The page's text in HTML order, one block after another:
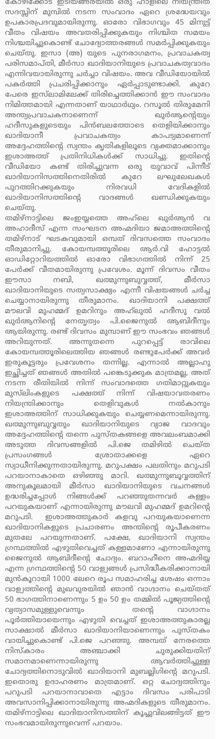
കോഴിക്കോട് ഇടിയങ്ങരയില്‍ ഒരു ഹാളിലെ നിയന്ത്രിത
സദസ്സിന് മുമ്പില്‍ നടന്ന സംവാദം ഏറെ ശ്രദ്ധേയവും
ഉപകാരപ്രദവുമായിരുന്നു. ഓരോ വിഭാഗവും 45 മിനുട്ട്
വീതം വിഷയം അവതരിപ്പിക്കുകയും നിശ്ചിത സമയം
നിശ്ചയിച്ചുകൊണ്ട് ചോദ്യോത്തരങ്ങള്‍ സമര്‍പ്പിക്കുകയും
ചെയ്തു. ഇസാ (അ) യുടെ പുനരാഗമനം, പ്രവാചകത്വ
പരിസമാപ്തി, മീര്‍സാ ഖാദിയാനിയുടെ പ്രവാചകത്വവാദം
എന്നിവയായിരുന്നു ചര്‍ച്ചാ വിഷയം. അവ വീഡിയോയില്‍
പകര്‍ത്തി പ്രചരിപ്പിക്കാനും ഏര്‍പ്പാടുണ്ടാക്കി. കുറേ
പേരെ ഇസ്‌ലാമിലേക്ക് തിരിച്ചെത്തിക്കാന്‍ ഈ സംവാദം
നിമിത്തമായി എന്നതാണ് യാഥാര്‍ഥ്യം. റസൂല്‍ തിരുമേനി
അന്ത്യപ്രവാചകനാണെന്ന് ഖുര്‍ആന്റെയും
ഹദീസുകളുടെയും പിന്‍ബലത്തോടെ തെളിയിക്കാനും
ഖാദിയാനീ പ്രവാചകത്വം കാപട്യമാണെന്ന്
അദ്ദേഹത്തിന്റെ സ്വന്തം കൃതികളിലൂടെ വ്യക്തമാക്കാനും
ഇശാഅത്ത് പ്രതിനിധികള്‍ക്ക് സാധിച്ചു. ഇതിന്റെ
വീഡിയോ കണ്ട് തിരിച്ചുവന്ന ഒരു യുവാവ് പിന്നീട്
ഖാദിയാനിസത്തിനെതിരില്‍ കുറേ ലഘുലേഖകള്‍
പുറത്തിറക്കുകയും നിരവധി വേദികളില്‍
ഖാദിയാനിസത്തിന്റെ വാദങ്ങള്‍ ഖണ്ഡിക്കുകയും
ചെയ്തു.
തമിഴ്‌നാട്ടിലെ ജംഇയ്യത്തെ അഹ്‌ലെ ഖുര്‍ആന്‍ വ
അഹാദീസ് എന്ന സംഘടന അഹ്മദിയാ ജമാഅത്തിന്റെ
തമിഴ്‌നാട് ഘടകവുമായി ഒമ്പത് ദിവസത്തെ സംവാദം
തീരുമാനിച്ചു. കോയമ്പത്തൂരിലെ ആര്‍.വി ഹോട്ടല്‍
ഓഡിറ്റോറിയത്തില്‍ ഓരോ വിഭാഗത്തില്‍ നിന്ന് 25
പേര്‍ക്ക് വീതമായിരുന്നു പ്രവേശം. മൂന്ന് ദിവസം വീതം
ഈസാ നബി, ഖത്മുന്നുബുവ്വത്ത്, മീര്‍സാ
ഖാദിയാനിയുടെ സത്യസാക്ഷ്യം എന്നീ വിഷയങ്ങള്‍ ചര്‍ച്ച
ചെയ്യാനായിരുന്നു തീരുമാനം. ഖാദിയാനി പക്ഷത്ത്
മൗലവി മുഹമ്മദ് ഉമറിനും അഹ്‌ലുല്‍ ഹദീസു വല്‍
ഖുര്‍ആനിന്റെ നേതൃത്വം പി.ജൈനുല്‍ ആബിദീനും
ആയിരുന്നു. രണ്ട് ദിവസം മുമ്പാണ് ഈ സംഭവം ഞങ്ങള്‍
അറിയുന്നത്. അന്നുതന്നെ പുറപ്പെട്ട് രാവിലെ
കോയമ്പത്തൂരിലെത്തിയ ഞങ്ങള്‍ രണ്ടുപേര്‍ക്ക് അവര്‍
ഇരുകൂട്ടരും പ്രവേശനം തന്നില്ല. എന്നാല്‍ അല്ലാഹു
ഇച്ഛിച്ചത് ഞങ്ങള്‍ അതില്‍ പങ്കെടുക്കുക മാത്രമല്ല, അത്
നടന്ന രീതിയില്‍ നിന്ന് സംവാദത്തെ ഗതിമാറ്റുകയും
മുസ്‌ലിംകളുടെ പക്ഷത്ത് നിന്ന് വിഷയാവതരണം
നിയന്ത്രിക്കാനും തെളിവുകള്‍ നല്‍കാനും
ഇശാഅത്തിന് സാധിക്കുകയും ചെയ്യണമെന്നായിരുന്നു.
ഖത്മുന്നുബുവ്വതും ഖാദിയാനിയുടെ വ്യാജ വാദവും
അദ്ദേഹത്തിന്റെ തന്നെ പുസ്തകങ്ങളെ അവലംബമാക്കി
അടുത്ത ദിവസങ്ങളില്‍ പി.ജെ തമിഴില്‍ ചെയ്ത
പ്രസംഗങ്ങള്‍ ശ്രോതാക്കളെ ഏറെ
സ്വാധീനിക്കുന്നതായിരുന്നു. മറുപക്ഷം പലതിനും മറുപടി
പറയാനാകാതെ ഒഴിഞ്ഞു മാറി. ഖത്മുന്നുബൂവ്വത്തിന്
അനുകൂലമായി മീര്‍സാ ഖാദിയാനിയുടെ വചനങ്ങള്‍
ഉദ്ധരിച്ചപ്പോള്‍ നിങ്ങള്‍ക്ക് പറഞ്ഞുതന്നവര്‍ കള്ളം
പറയുകയാണ് എന്നായിരുന്നു മൗലവി മുഹമ്മദ് ഉമറിന്റെ
മറുപടി. ഇശാഅത്തുകാര്‍ കളവു പറയുകയാണെന്ന
ഖാദിയാനികളുടെ പ്രചാരണം അന്തിന്റെ രൂപീകരണം
മുതലേ പറയുന്നതാണ്. പക്ഷേ, ഖാദിയാനി സ്വന്തം
ഗ്രന്ഥത്തില്‍ എഴുതിവെച്ചത് കള്ളമാണോ എന്നായിരുന്നു
ജൈനുല്‍ ആബിദീന്റെ ചോദ്യം. ബറാഹീനെ അഹ്മദിയ്യ
എന്ന ഗ്രന്ഥത്തിന്റെ 50 വാള്യങ്ങള്‍ പ്രസിദ്ധീകരിക്കാനായി
മുന്‍കൂറായി 1000 ലേറെ രൂപ സമാഹരിച്ച ശേഷം ഒന്നാം
വാള്യത്തിന്റെ മുഖവുരയില്‍ ഞാന്‍ വാഗ്ദാനം ചെയ്തത്
50 ഭാഗത്തിനാണെന്നും 5 ഉം 50 ഉം തമ്മില്‍ പൂജ്യത്തിന്റെ
വ്യത്യാസമുള്ളുവെന്നും തന്റെ വാഗ്ദാനം
പൂര്‍ത്തിയായെന്നും എഴുതി വെച്ചത് ഇശാഅത്തുകാരല്ല
സാക്ഷാല്‍ മീര്‍സാ ഖാദിയാനിയാണെന്നും പുസ്തകം
വായിച്ചുകൊണ്ട് പി.ജെ പറഞ്ഞു. അമ്പത് നേരത്തെ
നിസ്‌കാരം അഞ്ചാക്കി ചുരുക്കിയതിന്
സമാനമാണെന്നായിരുന്നു ആവര്‍ത്തിച്ചുള്ള
ചോദ്യത്തിനൊടുവില്‍ ഖാദിയാനി മുബല്ലിഗിന്റെ മറുപടി.
ഇതൊരു ഉദാഹരണം മാത്രമാണ്. ഒറ്റ ചോദ്യത്തിനും
പറുപടി പറയാനാവാതെ എട്ടാം ദിവസം പരിപാടി
അവസാനിപ്പിക്കാനായിരുന്നു അഹ്മദികളുടെ തീരുമാനം.
തമിഴ്‌നാട്ടിലെ ഖാദിയാനിസത്തിന് കൂച്ചുവിലങ്ങിട്ടത് ഈ
സംഭവമായിരുന്നുവെന്ന് പറയാം.